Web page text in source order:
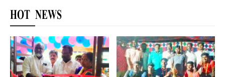
HOT NEWS